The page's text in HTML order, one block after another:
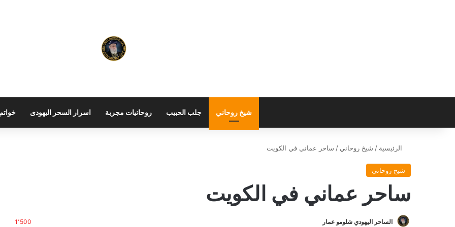
شيخ روحاني جلب الحبيب روحانيات مجربة اسرار السحر اليهودى
الرئيسية / شيخ روحاني / ساحر عماني في الكويت
شيخ روحاني
ساحر عماني في الكويت
الساحر اليهودي شلومو عمار 1٬500